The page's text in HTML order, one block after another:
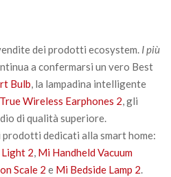
dei prodotti ecosystem. I più
a confermarsi un vero Best
Bulb, la lampadina intelligente
Wireless Earphones 2, gli
di qualità superiore.
dedicati alla smart home:
2, Mi Handheld Vacuum
Scale 2 e Mi Bedside Lamp 2.